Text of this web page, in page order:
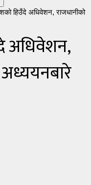
हिउँदे अधिवेशन, राजधानीको
अधिवेशन,